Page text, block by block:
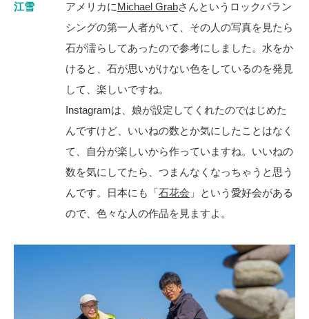
江雪 アメリカにMichael Grabさんというロックバラン
シングの第一人者がいて、その人の写真を見たら
石が濡らしてあったので参考にしました。水をか
けると、石が思いがけない色をしているのを発見
して、楽しいですね。
Instagramは、娘が設定してくれたのではじめた
んですけど、いいねの数とか気にしたことはなく
て、自分が楽しいから作っていますね。いいねの
数を気にしてたら、つまんなくなっちゃうと思う
んです。日本にも「石花会 」という愛好会がある
ので、色々な人の作品を見ますよ。